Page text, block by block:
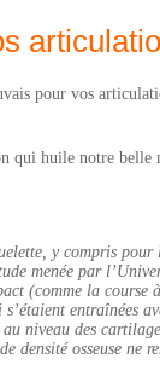
pour vos
qui huile notre belle
y compris
menée par
(comme la
entraînées
niveau des
densité osseuse ne